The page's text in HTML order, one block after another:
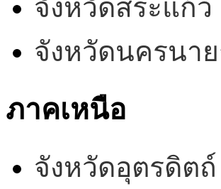
จังหวัดสระแก้ว
จังหวัดนครนา
ภาคเหนือ
จังหวัดอุตรดิตถ์